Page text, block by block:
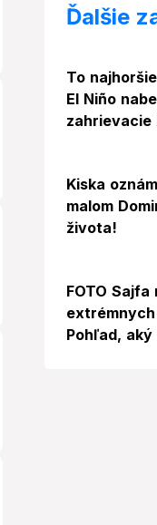
Ďalšie
To
El Niño
zahrievacie
Kiska
malom
života!
Foto
FOTO
Pohľad,